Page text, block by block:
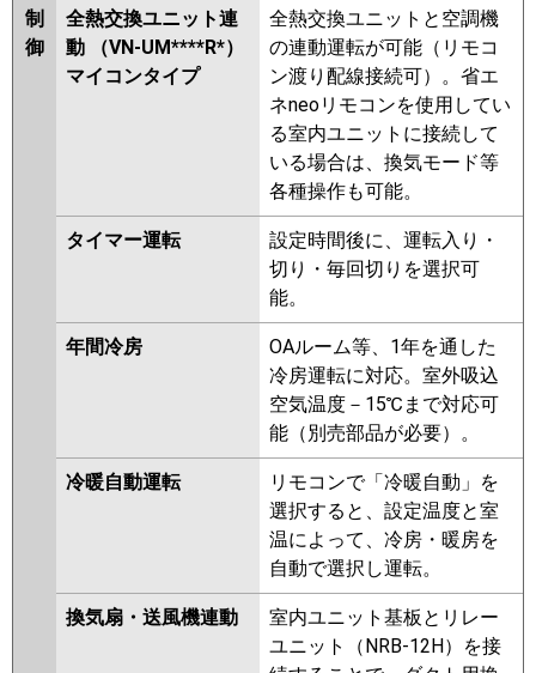
制
御
全熱交換ユニット連
動 （VN-UM****R*）
マイコンタイプ
全熱交換ユニットと空調機
の連動運転が可能（リモコ
ン渡り配線接続可）。省エ
ネneoリモコンを使用してい
る室内ユニットに接続して
いる場合は、換気モード等
各種操作も可能。
タイマー運転
設定時間後に、運転入り・
切り・毎回切りを選択可
能。
年間冷房
OAルーム等、1年を通した
冷房運転に対応。室外吸込
空気温度－15℃まで対応可
能（別売部品が必要）。
冷暖自動運転
リモコンで「冷暖自動」を
選択すると、設定温度と室
温によって、冷房・暖房を
自動で選択し運転。
換気扇・送風機連動
室内ユニット基板とリレー
ユニット（NRB-12H）を接